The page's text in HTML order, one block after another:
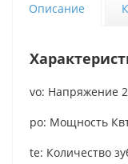
Описание
vo: Напряжение
po: Мощность
te: Количество